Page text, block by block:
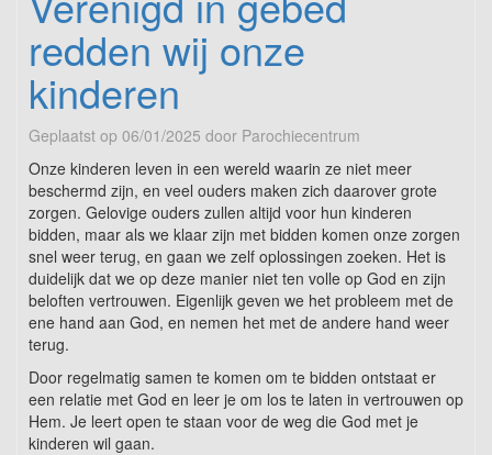
redden wij onze
kinderen
Geplaatst op 06/01/2025 door Parochiecentrum
Onze kinderen leven in een wereld waarin ze niet meer
beschermd zijn, en veel ouders maken zich daarover grote
zorgen. Gelovige ouders zullen altijd voor hun kinderen
bidden, maar als we klaar zijn met bidden komen onze zorgen
snel weer terug, en gaan we zelf oplossingen zoeken. Het is
duidelijk dat we op deze manier niet ten volle op God en zijn
beloften vertrouwen. Eigenlijk geven we het probleem met de
ene hand aan God, en nemen het met de andere hand weer
terug.
Door regelmatig samen te komen om te bidden ontstaat er
een relatie met God en leer je om los te laten in vertrouwen op
Hem. Je leert open te staan voor de weg die God met je
kinderen wil gaan.